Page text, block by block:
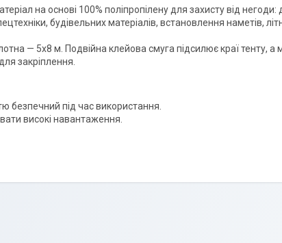
на основі 100% поліпропілену для захисту від негоди:
будівельних матеріалів, встановлення наметів,
— 5х8 м. Подвійна клейова смуга підсилює краї тенту, а
закріплення.
безпечний під час використання.
високі навантаження.